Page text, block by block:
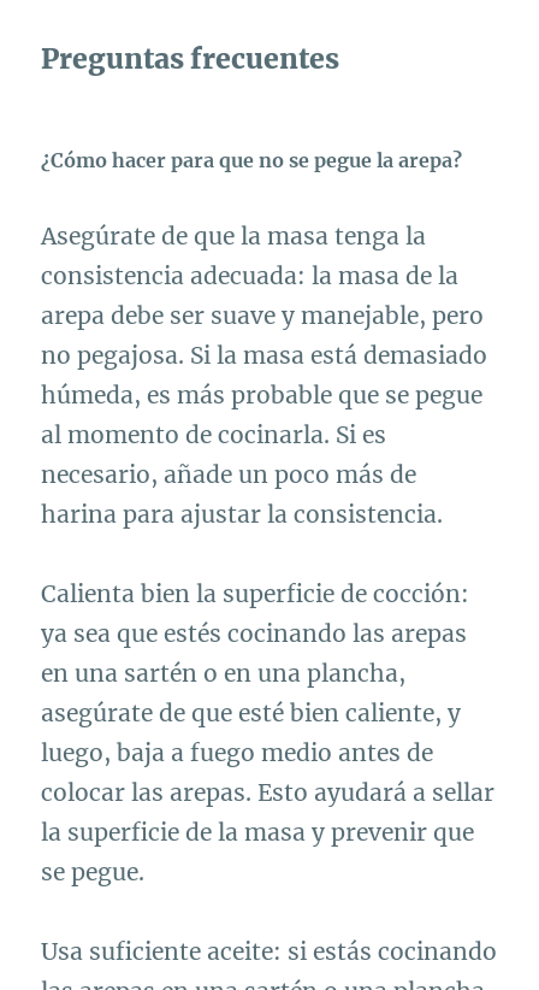
Preguntas frecuentes
¿Cómo hacer para que no se pegue la arepa?
Asegúrate de que la masa tenga la
consistencia adecuada: la masa de la
arepa debe ser suave y manejable, pero
no pegajosa. Si la masa está demasiado
húmeda, es más probable que se pegue
al momento de cocinarla. Si es
necesario, añade un poco más de
harina para ajustar la consistencia.
Calienta bien la superficie de cocción:
ya sea que estés cocinando las arepas
en una sartén o en una plancha,
asegúrate de que esté bien caliente, y
luego, baja a fuego medio antes de
colocar las arepas. Esto ayudará a sellar
la superficie de la masa y prevenir que
se pegue.
Usa suficiente aceite: si estás cocinando